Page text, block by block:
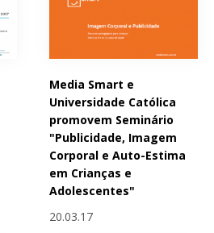
Media Smart e
Universidade Católica
promovem Seminário
"Publicidade, Imagem
Corporal e Auto-Estima
em Crianças e
Adolescentes"
20.03.17